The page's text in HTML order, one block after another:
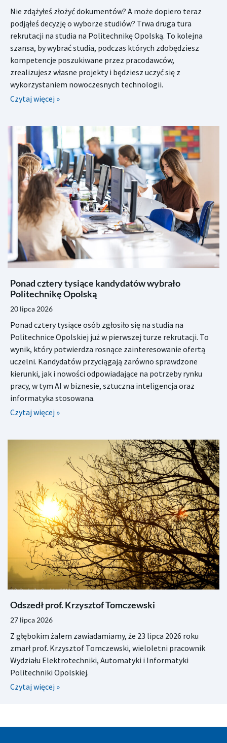
Nie zdążyłeś złożyć dokumentów? A może dopiero teraz
podjąłeś decyzję o wyborze studiów? Trwa druga tura
rekrutacji na studia na Politechnikę Opolską. To kolejna
szansa, by wybrać studia, podczas których zdobędziesz
kompetencje poszukiwane przez pracodawców,
zrealizujesz własne projekty i będziesz uczyć się z
wykorzystaniem nowoczesnych technologii.
Czytaj więcej »
Ponad cztery tysiące kandydatów wybrało
Politechnikę Opolską
20 lipca 2026
Ponad cztery tysiące osób zgłosiło się na studia na
Politechnice Opolskiej już w pierwszej turze rekrutacji. To
wynik, który potwierdza rosnące zainteresowanie ofertą
uczelni. Kandydatów przyciągają zarówno sprawdzone
kierunki, jak i nowości odpowiadające na potrzeby rynku
pracy, w tym AI w biznesie, sztuczna inteligencja oraz
informatyka stosowana.
Czytaj więcej »
Odszedł prof. Krzysztof Tomczewski
27 lipca 2026
Z głębokim żalem zawiadamiamy, że 23 lipca 2026 roku
zmarł prof. Krzysztof Tomczewski, wieloletni pracownik
Wydziału Elektrotechniki, Automatyki i Informatyki
Politechniki Opolskiej.
Czytaj więcej »